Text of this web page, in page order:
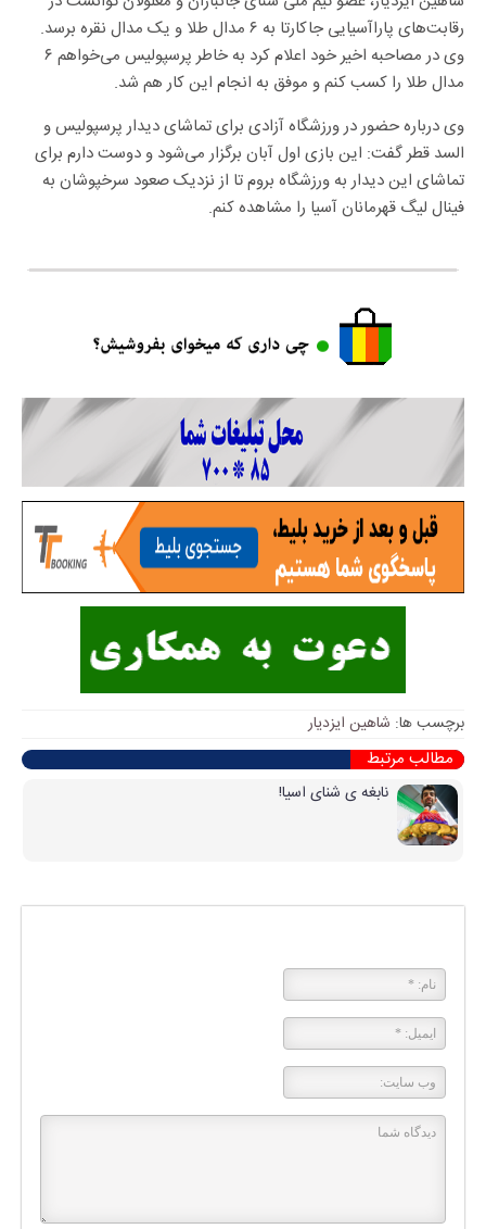
رقابت‌های پاراآسیایی جاکارتا به ۶ مدال طلا و یک مدال نقره برسد.
وی در مصاحبه اخیر خود اعلام کرد به خاطر پرسپولیس می‌خواهم ۶
مدال طلا را کسب کنم و موفق به انجام این کار هم شد.
وی درباره حضور در ورزشگاه آزادی برای تماشای دیدار پرسپولیس و
السد قطر گفت: این بازی اول آبان برگزار می‌شود و دوست دارم برای
تماشای این دیدار به ورزشگاه بروم تا از نزدیک صعود سرخپوشان به
فینال لیگ قهرمانان آسیا را مشاهده کنم.
برچسب ها: شاهین ایزدیار
مطالب مرتبط
نابغه ی شنای اسیا!